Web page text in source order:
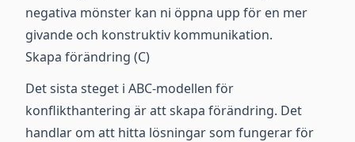
negativa mönster kan ni öppna upp för en mer
givande och konstruktiv kommunikation.
Skapa förändring (C)
Det sista steget i ABC-modellen för
konflikthantering är att skapa förändring. Det
handlar om att hitta lösningar som fungerar för